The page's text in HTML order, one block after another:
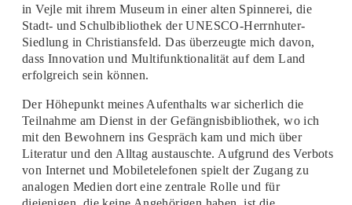
in Vejle mit ihrem Museum in einer alten Spinnerei, die
Stadt- und Schulbibliothek der UNESCO-Herrnhuter-
Siedlung in Christiansfeld. Das überzeugte mich davon,
dass Innovation und Multifunktionalität auf dem Land
erfolgreich sein können.
Der Höhepunkt meines Aufenthalts war sicherlich die
Teilnahme am Dienst in der Gefängnisbibliothek, wo ich
mit den Bewohnern ins Gespräch kam und mich über
Literatur und den Alltag austauschte. Aufgrund des Verbots
von Internet und Mobiletelefonen spielt der Zugang zu
analogen Medien dort eine zentrale Rolle und für